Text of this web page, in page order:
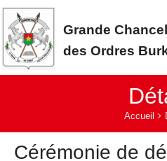
Aller au contenu principal
Grande
des Ordres
Accueil
Cérémonie de